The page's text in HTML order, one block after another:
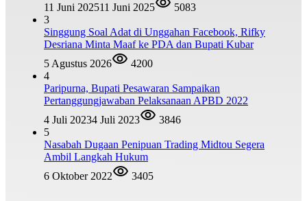
11 Juni 202511 Juni 2025
5083
3
Singgung Soal Adat di Unggahan Facebook, Rifky
Desriana Minta Maaf ke PDA dan Bupati Kubar
5 Agustus 2026
4200
4
Paripurna, Bupati Pesawaran Sampaikan
Pertanggungjawaban Pelaksanaan APBD 2022
4 Juli 20234 Juli 2023
3846
5
Nasabah Dugaan Penipuan Trading Midtou Segera
Ambil Langkah Hukum
6 Oktober 2022
3405